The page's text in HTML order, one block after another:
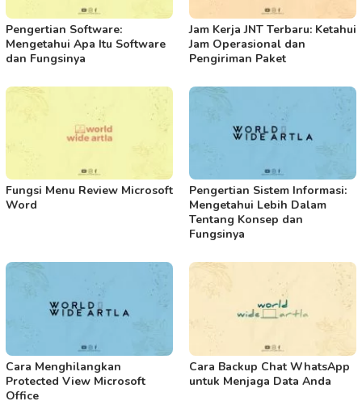
Pengertian Software:
Mengetahui Apa Itu Software
dan Fungsinya
Jam Kerja JNT Terbaru: Ketahui
Jam Operasional dan
Pengiriman Paket
Fungsi Menu Review Microsoft
Word
Pengertian Sistem Informasi:
Mengetahui Lebih Dalam
Tentang Konsep dan
Fungsinya
Cara Menghilangkan
Protected View Microsoft
Office
Cara Backup Chat WhatsApp
untuk Menjaga Data Anda